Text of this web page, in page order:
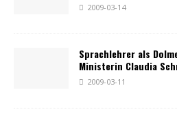
2009-03-14
Sprachlehrer als
Ministerin Claudia
2009-03-11